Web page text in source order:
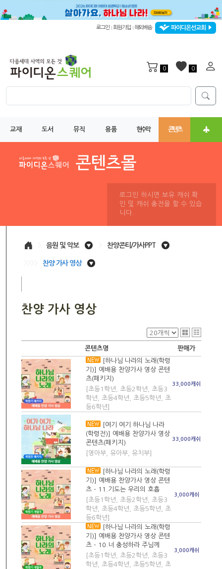
로그인 회원가입 해외배송 파이디온선교회
0 0
교재 도서 뮤직 용품 현수막 콘텐츠
로그인 하시면 보유 캐쉬 확
인 및 캐쉬 충전을 할 수 있습
니다.
음원 및 악보 찬양콘티/가사PPT
찬양 가사 영상
찬양 가사 영상
콘텐츠명
판매가
[하나님 나라의 노래(학령
기)] 예배용 찬양가사 영상 콘텐
츠(패키지)
[초등1학년, 초등2학년, 초등3
학년, 초등4학년, 초등5학년, 초
등6학년]
33,000캐쉬
[여기 여기 하나님 나라
(학령전)] 예배용 찬양가사 영상
콘텐츠(패키지)
[영아부, 유아부, 유치부]
33,000캐쉬
[하나님 나라의 노래(학령
기)] 예배용 찬양가사 영상 콘텐
츠 - 11.기도는 우리의 호흡
[초등1학년, 초등2학년, 초등3
학년, 초등4학년, 초등5학년, 초
등6학년]
3,000캐쉬
[하나님 나라의 노래(학령
기)] 예배용 찬양가사 영상 콘텐
츠 - 10.너 충성하라 주님께
[초등1학년, 초등2학년, 초등3
학년, 초등4학년, 초등5학년, 초
3,000캐쉬